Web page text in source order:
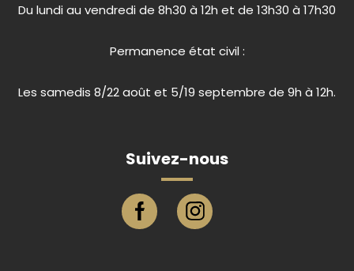
Du lundi au vendredi de 8h30 à 12h et de 13h30 à 17h30
Permanence état civil :
Les samedis 8/22 août et 5/19 septembre de 9h à 12h.
Suivez-nous
Page facebook ville de Eu
Compte instagram ville de